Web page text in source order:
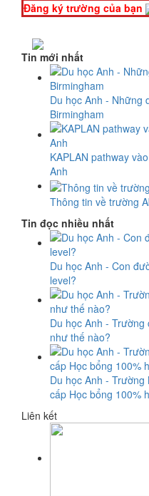
Đăng ký trường của bạn
Tin mới nhất
Du học Anh - Những
Birmingham
KAPLAN pathway
Anh
Thông tin về trường
Tin đọc nhiều nhất
Du học Anh - Con
level?
Du học Anh -
như thế nào?
Du học Anh -
cấp Học bổng 100%
Liên kết